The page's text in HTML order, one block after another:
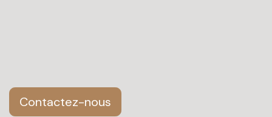
Contactez-nous